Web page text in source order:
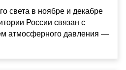
света в ноябре и декабре
России связан с
атмосферного давления —